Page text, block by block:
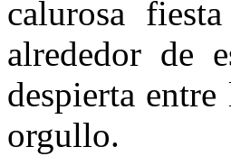
calurosa
alrededor de
despierta
orgullo.